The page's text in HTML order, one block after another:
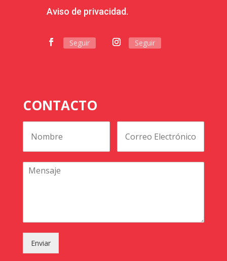
Aviso de privacidad.
Seguir Seguir
CONTACTO
Enviar